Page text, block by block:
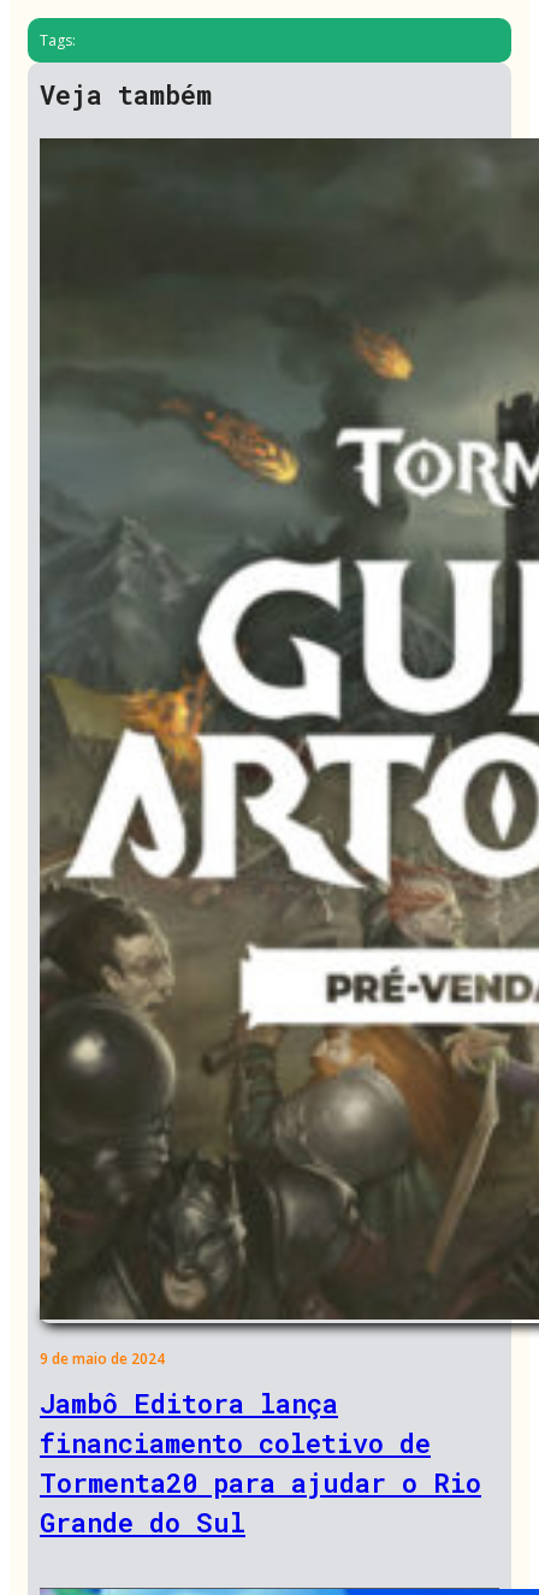
Tags:
Veja também
9 de maio de 2024
Jambô Editora lança
financiamento coletivo de
Tormenta20 para ajudar o Rio
Grande do Sul